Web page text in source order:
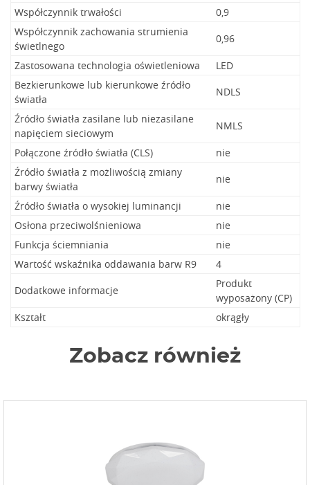
Współczynnik trwałości
0,9
Współczynnik zachowania strumienia
świetlnego
0,96
Zastosowana technologia oświetleniowa
LED
Bezkierunkowe lub kierunkowe źródło
światła
NDLS
Źródło światła zasilane lub niezasilane
napięciem sieciowym
NMLS
Połączone źródło światła (CLS)
nie
Źródło światła z możliwością zmiany
barwy światła
nie
Źródło światła o wysokiej luminancji
nie
Osłona przeciwolśnieniowa
nie
Funkcja ściemniania
nie
Wartość wskaźnika oddawania barw R9
4
Dodatkowe informacje
Produkt
wyposażony (CP)
Kształt
okrągły
Zobacz również